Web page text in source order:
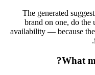
The generated
brand on one, do the
availability — because
What